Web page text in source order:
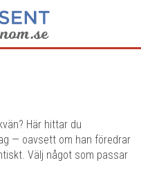
Här hittar du
— oavsett om han föredrar
Välj något som passar